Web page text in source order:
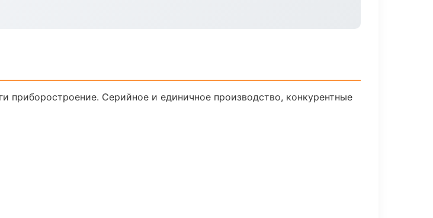
приборостроение. Серийное и единичное производство, конкурентные